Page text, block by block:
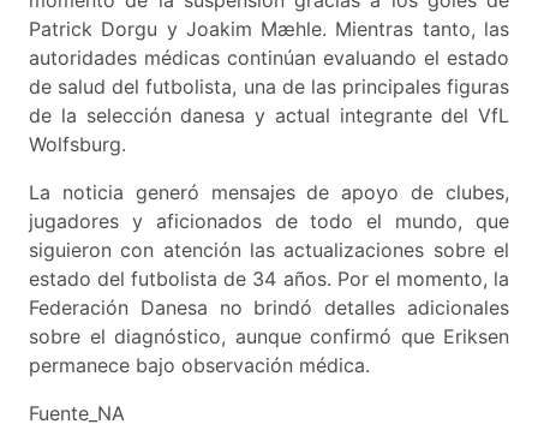
Patrick Dorgu y Joakim Mæhle. Mientras tanto, las
autoridades médicas continúan evaluando el estado
de salud del futbolista, una de las principales figuras
de la selección danesa y actual integrante del VfL
Wolfsburg.
La noticia generó mensajes de apoyo de clubes,
jugadores y aficionados de todo el mundo, que
siguieron con atención las actualizaciones sobre el
estado del futbolista de 34 años. Por el momento, la
Federación Danesa no brindó detalles adicionales
sobre el diagnóstico, aunque confirmó que Eriksen
permanece bajo observación médica.
Fuente_NA